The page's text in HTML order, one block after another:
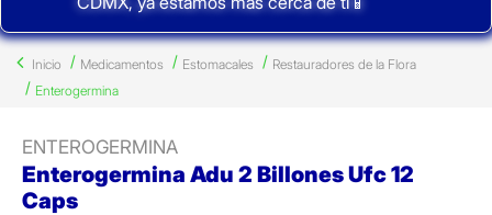
Inicio Medicamentos Estomacales
Restauradores de la Flora
Enterogermina
ENTEROGERMINA
Enterogermina Adu 2 Billones Ufc 12
Caps